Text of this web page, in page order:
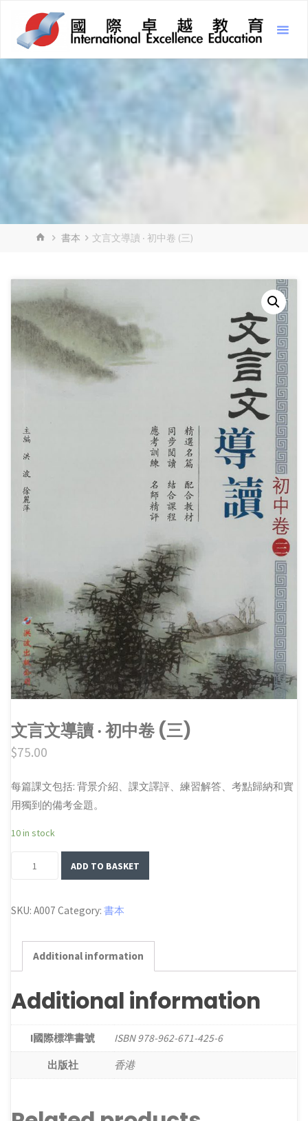
content
HOME書本 文言文導讀 ‧ 初中卷 (三)
文言文導讀 ‧ 初中卷 (三)
$75.00
每篇課文包括: 背景介紹、課文譯評、練習解答、考點歸納和實
用獨到的備考金題。
10 in stock
導
初
中
卷
(三)
quantity
ADD TO BASKET
SKU:A007 Category:書本
Additional information
Additional information
I國際標準書號 ISBN 978-962-671-425-6
出版社 香港